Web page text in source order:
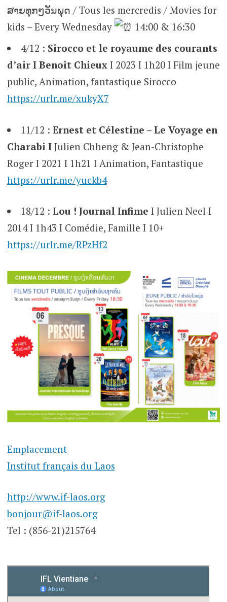
ສາຍທຸກໆວັນພຸດ / Tous les mercredis / Movies for
kids – Every Wednesday
14:00 & 16:30
4/12 : Sirocco et le royaume des courants
d’air I Benoît ChieuxI 2023 I 1h20 I Film jeune
public, Animation, fantastique Sirocco
https://urlr.me/xukyX7
11/12 : Ernest et Célestine – Le Voyage en
Charabi IJulien Chheng & Jean-Christophe
Roger I 2021 I 1h21 I Animation, Fantastique
https://urlr.me/yuckb4
18/12 : Lou ! Journal Infime I Julien Neel I
2014 I 1h43 I Comédie, Famille I 10+
https://urlr.me/RPzHf2
Emplacement
Institut français du Laos
http://www.if-laos.org
bonjour@if-laos.org
Tel : (856-21)215764